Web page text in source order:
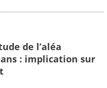
de l’aléa
: implication sur